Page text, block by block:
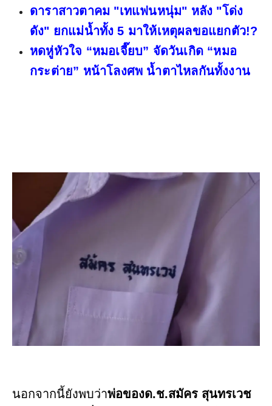
ดาราสาวตาคม "เทแฟนหนุ่ม" หลัง "โด่ง
ดัง" ยกแม่น้ำทั้ง 5 มาให้เหตุผลขอแยกตัว!?
หดหู่หัวใจ “หมอเจี๊ยบ” จัดวันเกิด “หมอ
กระต่าย” หน้าโลงศพ น้ำตาไหลกันทั้งงาน
นอกจากนี้ยังพบว่าพ่อของด.ช.สมัคร สุนทรเวช